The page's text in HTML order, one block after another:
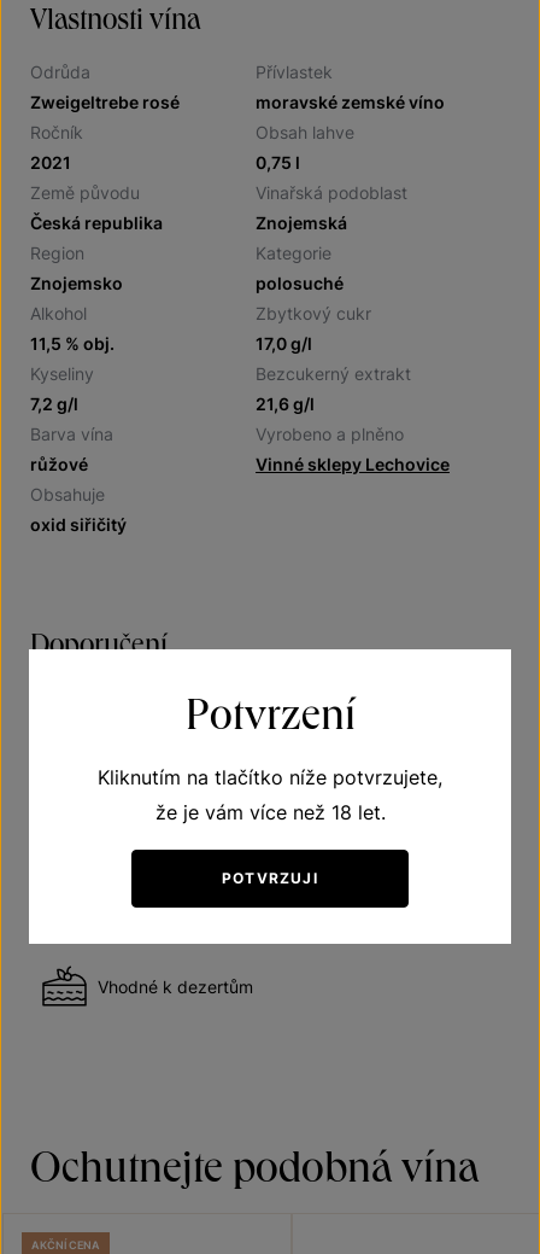
Vlastnosti vína
Odrůda
Zweigeltrebe rosé
Přívlastek
moravské zemské víno
Ročník
2021
Obsah lahve
0,75 l
Země původu
Česká republika
Vinařská podoblast
Znojemská
Region
Znojemsko
Kategorie
polosuché
Alkohol
11,5 % obj.
Zbytkový cukr
17,0 g/l
Kyseliny
7,2 g/l
Bezcukerný extrakt
21,6 g/l
Barva vína
růžové
Vyrobeno a plněno
Vinné sklepy Lechovice
Obsahuje
oxid siřičitý
Doporučení
Víno polosuché
Vhodné k ovocným salátům
Vhodné k sýrům
Vhodné k dezertům
Ochutnejte podobná vína
AKČNÍ CENA
Potvrzení
Kliknutím na tlačítko níže potvrzujete,
že je vám více než 18 let.
POTVRZUJI